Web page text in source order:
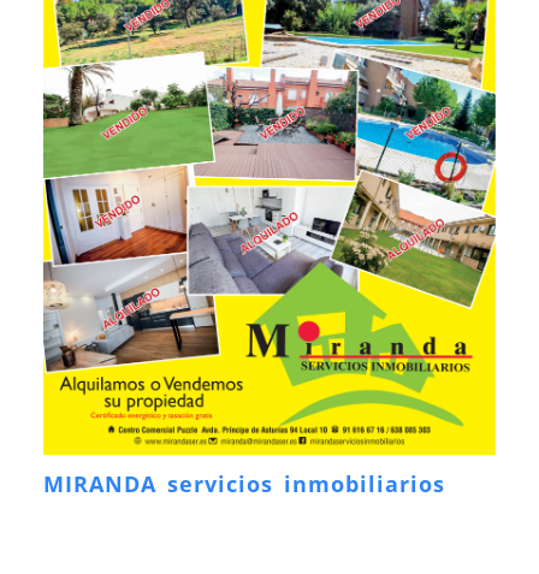
MIRANDA servicios inmobiliarios